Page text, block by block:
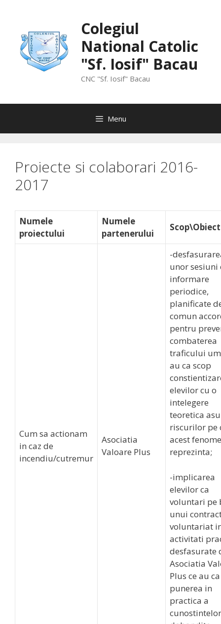
content
Colegiul
National Catolic
"Sf. Iosif" Bacau
CNC "Sf. Iosif" Bacau
Menu
Proiecte si colaborari 2016-
2017
Numele
proiectului
Numele
partenerului
Cum sa actionam
in caz de
incendiu/cutremur
Asociatia
Valoare Plus
-
unor sesiuni
informare
periodice,
planificate
comun
pentru
combaterea
traficului
au ca scop
elevilor cu o
intelegere
teoretica
riscurilor pe
acest
reprezinta;
-implicarea
elevilor ca
voluntari pe
unui
voluntariat
activitati
desfasurate
Asociatia
Plus ce au
punerea in
practica a
cunostintelor